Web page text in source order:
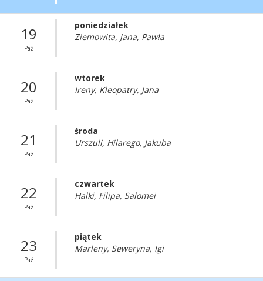
19
Paź
poniedziałek
Ziemowita, Jana, Pawła
20
Paź
wtorek
Ireny, Kleopatry, Jana
21
Paź
środa
Urszuli, Hilarego, Jakuba
22
Paź
czwartek
Halki, Filipa, Salomei
23
Paź
piątek
Marleny, Seweryna, Igi